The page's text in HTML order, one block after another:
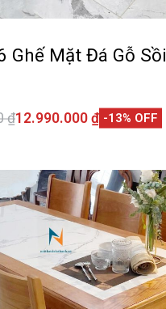
Ghế Mặt Đá Gỗ Sồi
₫12.990.000 ₫ -13% OFF